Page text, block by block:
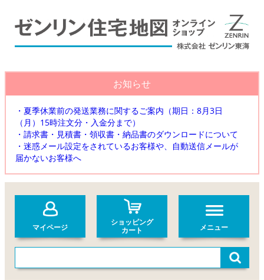
お知らせ
・夏季休業前の発送業務に関するご案内（期日：8月3日
（月）15時注文分・入金分まで）
・請求書・見積書・領収書・納品書のダウンロードについて
・迷惑メール設定をされているお客様や、自動送信メールが
届かないお客様へ
マイページ
ショッピング
カート
メニュー